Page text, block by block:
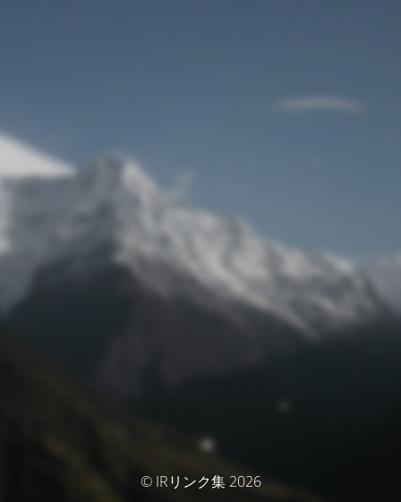
© IRリンク集 2026